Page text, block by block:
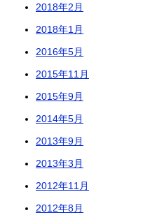
2018年2月
2018年1月
2016年5月
2015年11月
2015年9月
2014年5月
2013年9月
2013年3月
2012年11月
2012年8月